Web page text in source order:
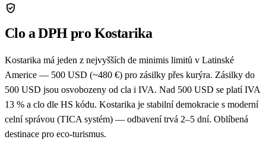
verified_user
Clo a DPH pro Kostarika
Kostarika má jeden z nejvyšších de minimis limitů v Latinské
Americe — 500 USD (~480 €) pro zásilky přes kurýra. Zásilky do
500 USD jsou osvobozeny od cla i IVA. Nad 500 USD se platí IVA
13 % a clo dle HS kódu. Kostarika je stabilní demokracie s moderní
celní správou (TICA systém) — odbavení trvá 2–5 dní. Oblíbená
destinace pro eco-turismus.